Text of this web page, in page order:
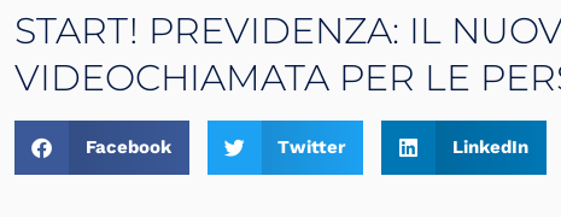
START! PREVIDENZA: IL
VIDEOCHIAMATA PER LE
Facebook Twitter LinkedIn